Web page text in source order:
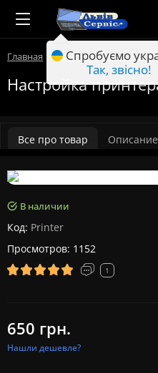
Главная Компьютерные услуги
Настройка
Все про товар Описание
В наличии
Код: Printer
Просмотров: 1152
1
650 грн.
Нашли дешевле?
Спробуємо
Так, звісно!